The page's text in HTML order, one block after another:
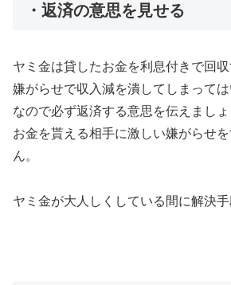
・返済の意思を見せる
ヤミ金は貸したお金を利息付きで回収
嫌がらせで収入減を潰してしまっては
なので必ず返済する意思を伝えましょ
お金を貰える相手に激しい嫌がらせ
ん。
ヤミ金が大人しくしている間に解決手